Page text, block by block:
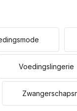
Voedingslingerie